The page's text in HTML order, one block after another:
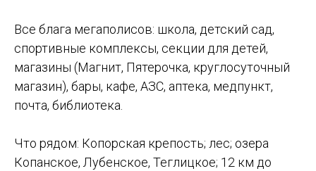
Все блага мегаполисов: школа, детский сад,
спортивные комплексы, секции для детей,
магазины (Магнит, Пятерочка, круглосуточный
магазин), бары, кафе, АЗС, аптека, медпункт,
почта, библиотека.
Что рядом: Копорская крепость; лес; озера
Копанское, Лубенское, Теглицкое; 12 км до